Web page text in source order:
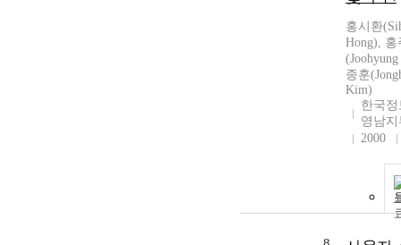
홍시환
Hong), 홍
종훈
Kim)
한국
영남지
2000